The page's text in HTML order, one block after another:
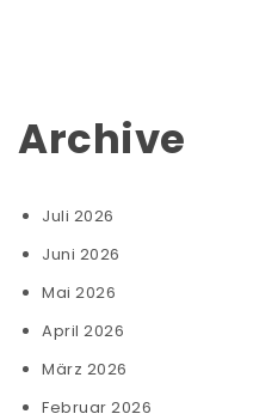
Archive
Juli 2026
Juni 2026
Mai 2026
April 2026
März 2026
Februar 2026